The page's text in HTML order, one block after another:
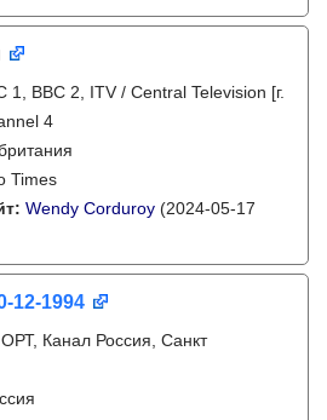
1, BBC 2, ITV / Central Television [г.
4
Times
Wendy Corduroy (2024-05-17
12-1994
Канал Россия, Санкт